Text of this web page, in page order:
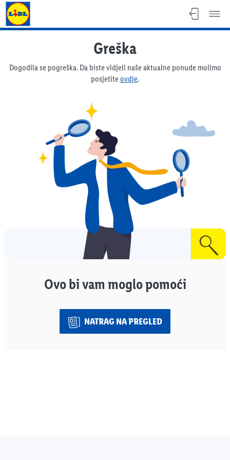
Lidl katalog
Greška
Dogodila se pogreška. Da biste vidjeli naše aktualne ponude molimo
posjetiteovdje.
Ovo bi vam moglo pomoći
NATRAG NA PREGLED